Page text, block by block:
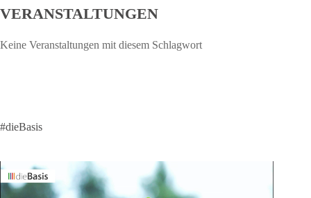
VERANSTALTUNGEN
Keine Veranstaltungen mit diesem Schlagwort
#dieBasis